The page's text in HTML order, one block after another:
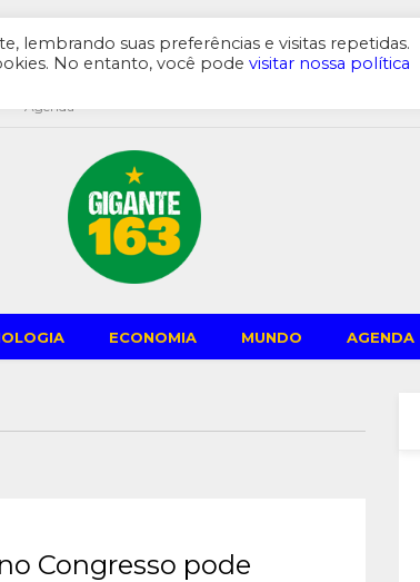
Agenda
ECONOMIA MUNDO AGENDA
Congresso pode
lembrando suas preferências e visitas repetidas.
No entanto, você pode visitar nossa política